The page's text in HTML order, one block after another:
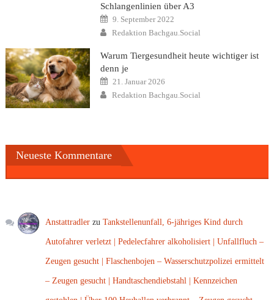
Schlangenlinien über A3
Posted
on
9. September 2022
Author
Redaktion Bachgau.Social
Warum Tiergesundheit heute wichtiger ist
denn je
Posted
on
21. Januar 2026
Author
Redaktion Bachgau.Social
Neueste Kommentare
Anstattradler zuTankstellenunfall, 6-jähriges Kind durch
Autofahrer verletzt | Pedelecfahrer alkoholisiert | Unfallfluch –
Zeugen gesucht | Flaschenbojen – Wasserschutzpolizei ermittelt
– Zeugen gesucht | Handtaschendiebstahl | Kennzeichen